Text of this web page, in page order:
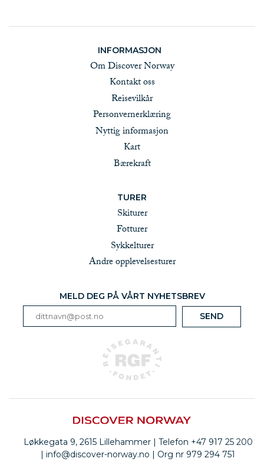
INFORMASJON
Om Discover Norway
Kontakt oss
Reisevilkår
Personvernerklæring
Nyttig informasjon
Kart
Bærekraft
TURER
Skiturer
Fotturer
Sykkelturer
Andre opplevelsesturer
MELD DEG PÅ VÅRT NYHETSBREV
Løkkegata 9, 2615 Lillehammer | Telefon +47 917 25 200
| info@discover-norway.no | Org nr 979 294 751